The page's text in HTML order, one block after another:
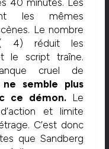
les mêmes
Le nombre
( 4) réduit les
le script traîne.
cruel de
ne semble plus
ce démon. Le
et limite
C’est donc
que Sandberg